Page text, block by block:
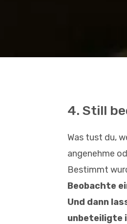
4. Still
Was tust du,
angenehme
Bestimmt
Beobachte
Und dann
unbeteiligte